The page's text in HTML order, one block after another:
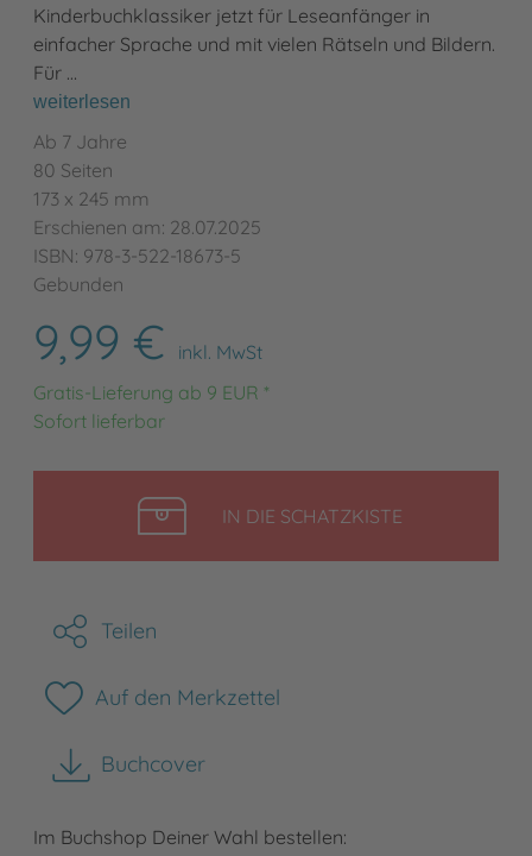
Kinderbuchklassiker jetzt für Leseanfänger in
einfacher Sprache und mit vielen Rätseln und Bildern.
Für …
weiterlesen
Ab 7 Jahre
80 Seiten
173 x 245 mm
Erschienen am: 28.07.2025
ISBN: 978-3-522-18673-5
Gebunden
9,99 €
inkl. MwSt
Gratis-Lieferung ab 9 EUR *
Sofort lieferbar
IN DIE SCHATZKISTELEGEN
Teilen
Auf den Merkzettel
Buchcover
herunterladen
Im Buchshop Deiner Wahl bestellen: